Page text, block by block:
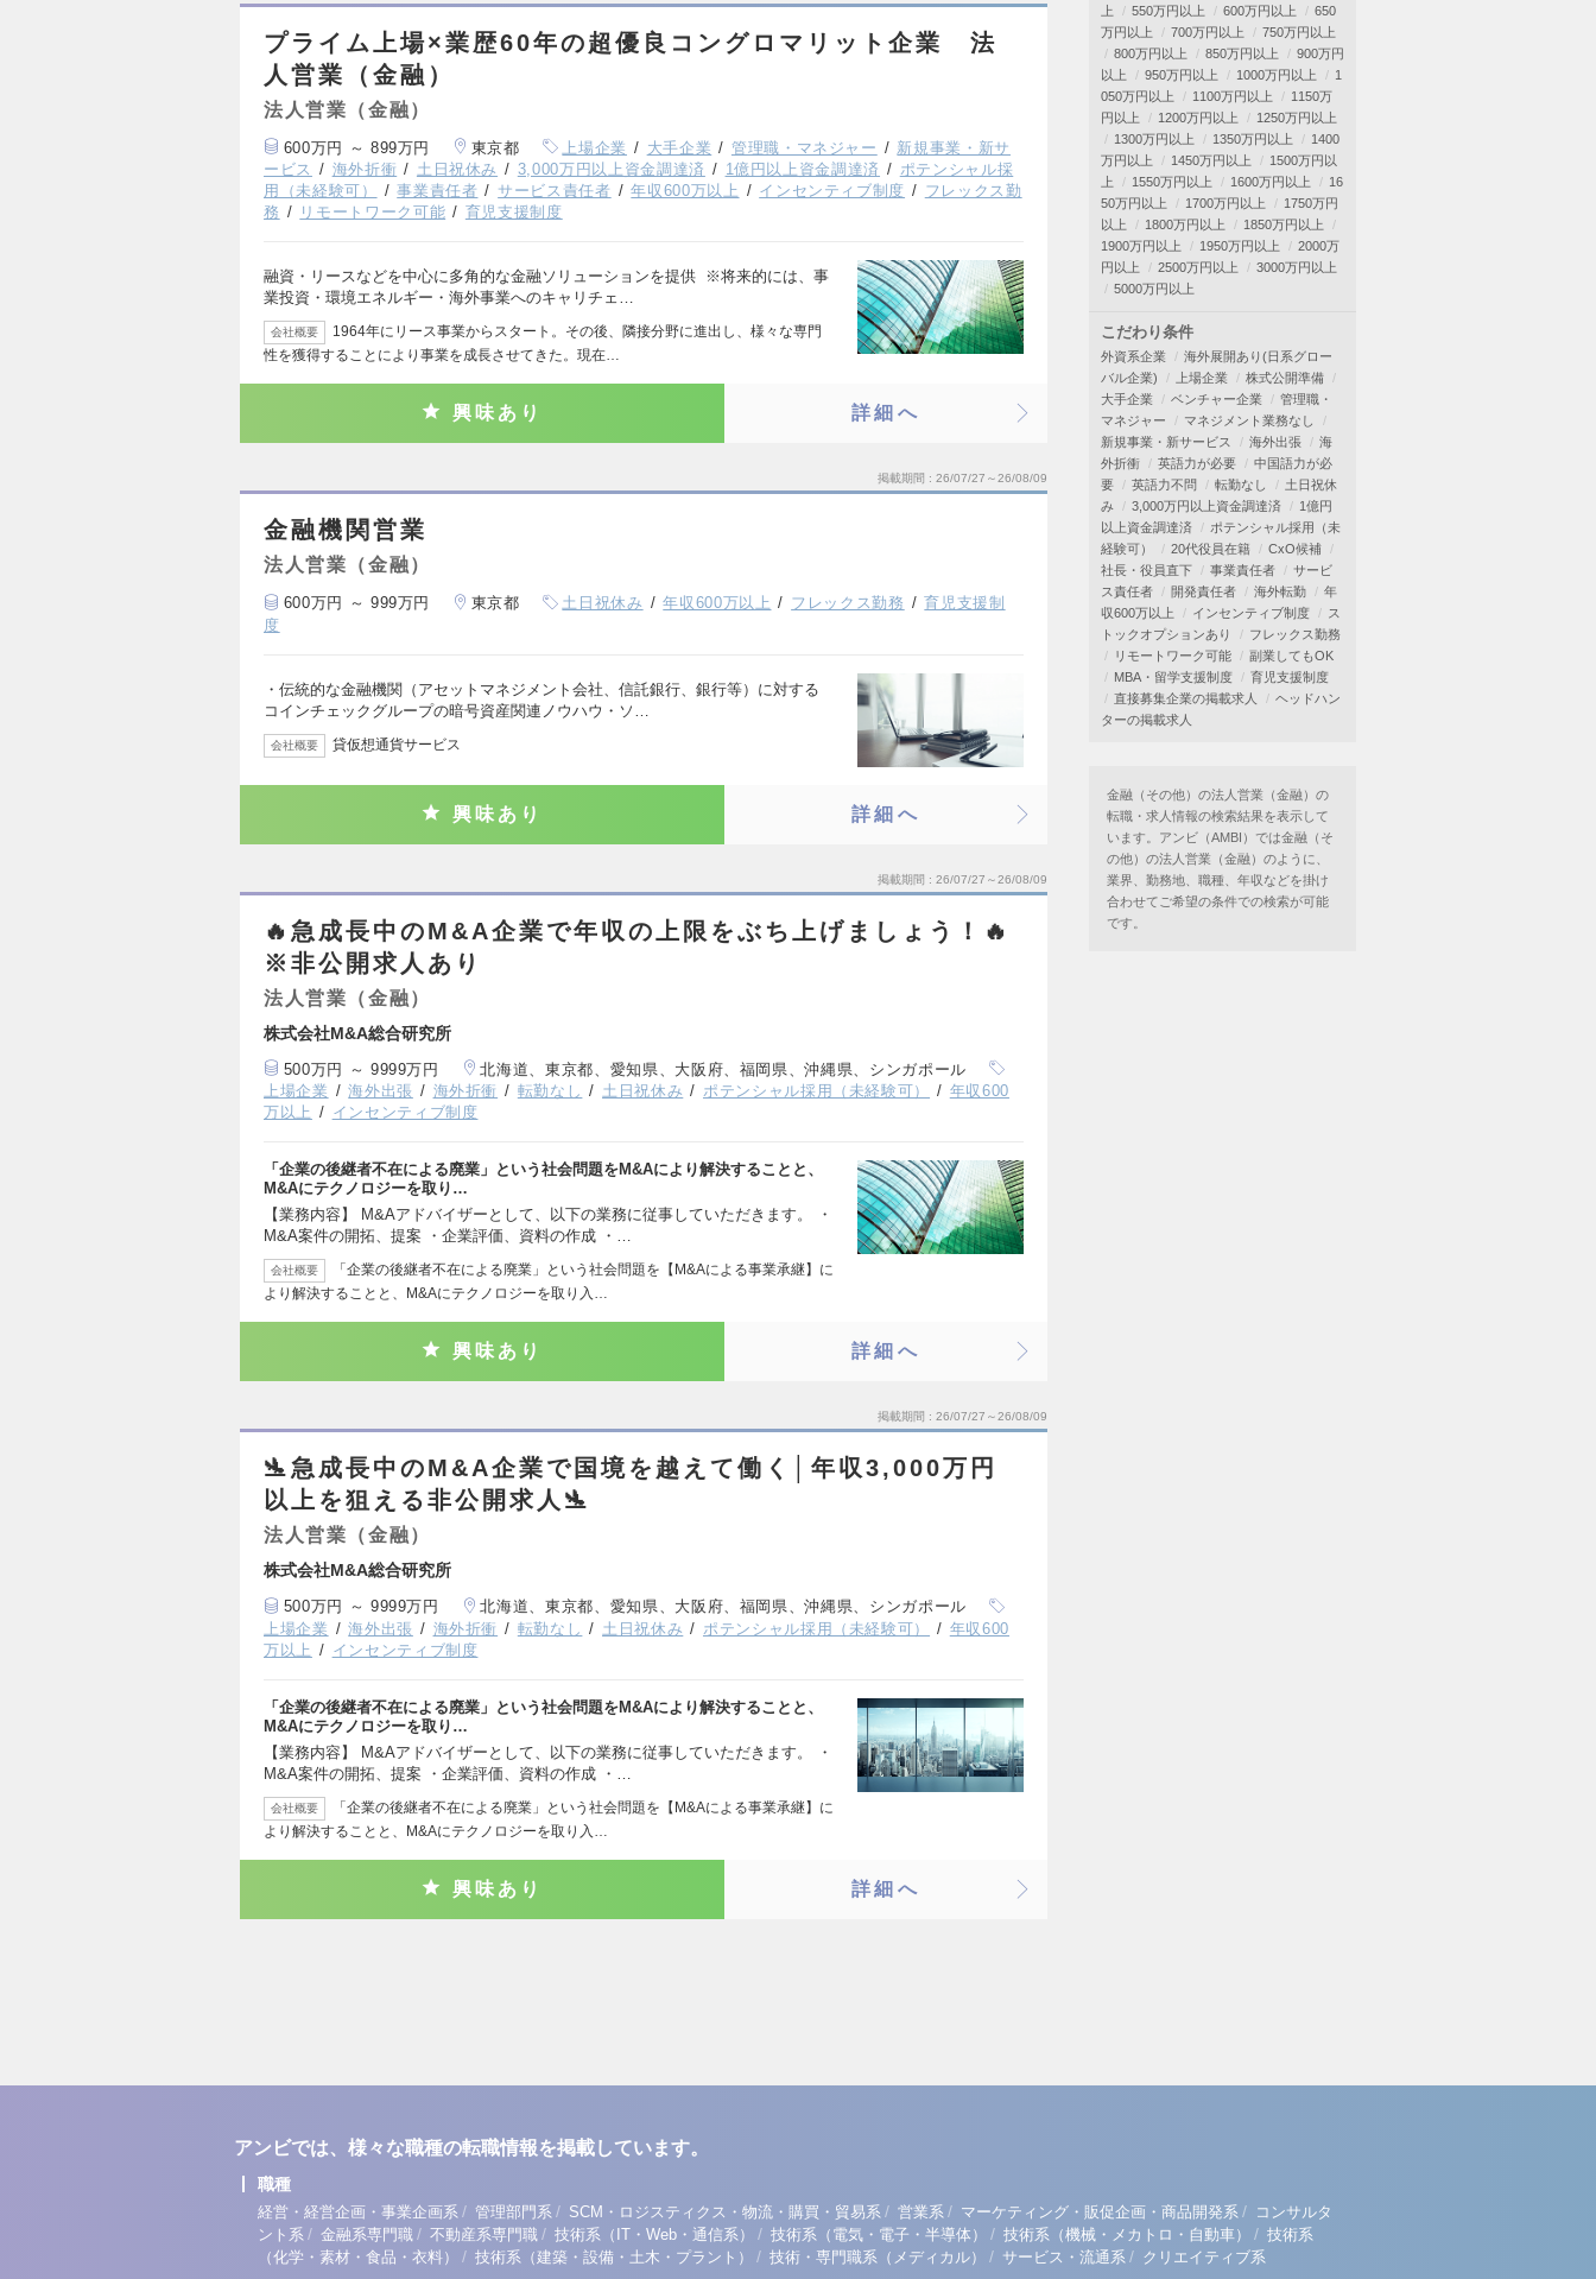
プライム上場×業歴60年の超優良コングロマリット企業 法
人営業（金融）
法人営業（金融）
600万円 ～ 899万円 東京都 上場企業 大手企業 管理職・マネジャー
新規事業・新サ
ービス
海外折衝 土日祝休み 3,000万円以上資金調達済 1億円以上資金調達済
ポテンシャル採
用（未経験可）
事業責任者 サービス責任者 年収600万以上 インセンティブ制度
フレックス勤
務
リモートワーク可能 育児支援制度
融資・リースなどを中心に多角的な金融ソリューションを提供 ※将来的には、事
業投資・環境エネルギー・海外事業へのキャリチェ…
会社概要
1964年にリース事業からスタート。その後、隣接分野に進出し、様々な専門
性を獲得することにより事業を成長させてきた。現在…
興味あり 詳細へ
掲載期間 26/07/27～26/08/09
金融機関営業
法人営業（金融）
600万円 ～ 999万円 東京都 土日祝休み 年収600万以上 フレックス勤務
育児支援制
度
・伝統的な金融機関（アセットマネジメント会社、信託銀行、銀行等）に対する
コインチェックグループの暗号資産関連ノウハウ・ソ…
会社概要 貸仮想通貨サービス
興味あり 詳細へ
掲載期間 26/07/27～26/08/09
🔥急成長中のM&A企業で年収の上限をぶち上げましょう！🔥
※非公開求人あり
法人営業（金融）
株式会社M&A総合研究所
500万円 ～ 9999万円
北海道、東京都、愛知県、大阪府、福岡県、沖縄県、シンガポール
上場企業
海外出張 海外折衝 転勤なし 土日祝休み ポテンシャル採用（未経験可）
年収600
万以上
インセンティブ制度
「企業の後継者不在による廃業」という社会問題をM&Aにより解決することと、
M&Aにテクノロジーを取り…
【業務内容】 M&Aアドバイザーとして、以下の業務に従事していただきます。 ・
M&A案件の開拓、提案 ・企業評価、資料の作成 ・…
会社概要
「企業の後継者不在による廃業」という社会問題を【M&Aによる事業承継】に
より解決することと、M&Aにテクノロジーを取り入…
興味あり 詳細へ
掲載期間 26/07/27～26/08/09
🛬急成長中のM&A企業で国境を越えて働く│年収3,000万円
以上を狙える非公開求人🛬
法人営業（金融）
株式会社M&A総合研究所
500万円 ～ 9999万円
北海道、東京都、愛知県、大阪府、福岡県、沖縄県、シンガポール
上場企業
海外出張 海外折衝 転勤なし 土日祝休み ポテンシャル採用（未経験可）
年収600
万以上
インセンティブ制度
「企業の後継者不在による廃業」という社会問題をM&Aにより解決することと、
M&Aにテクノロジーを取り…
【業務内容】 M&Aアドバイザーとして、以下の業務に従事していただきます。 ・
M&A案件の開拓、提案 ・企業評価、資料の作成 ・…
会社概要
「企業の後継者不在による廃業」という社会問題を【M&Aによる事業承継】に
より解決することと、M&Aにテクノロジーを取り入…
興味あり 詳細へ
上
550万円以上 600万円以上
650
万円以上
700万円以上
750万円以上
800万円以上
850万円以上
900万円
以上
950万円以上 1000万円以上
1
050万円以上
1100万円以上
1150万
円以上
1200万円以上
1250万円以上
1300万円以上
1350万円以上
1400
万円以上
1450万円以上
1500万円以
上
1550万円以上 1600万円以上
16
50万円以上
1700万円以上
1750万円
以上
1800万円以上
1850万円以上
1900万円以上
1950万円以上
2000万
円以上
2500万円以上
3000万円以上
5000万円以上
こだわり条件
外資系企業
海外展開あり(日系グロー
バル企業)
上場企業
株式公開準備
大手企業
ベンチャー企業
管理職・
マネジャー
マネジメント業務なし
新規事業・新サービス
海外出張
海
外折衝
英語力が必要
中国語力が必
要
英語力不問 転勤なし
土日祝休
み
3,000万円以上資金調達済
1億円
以上資金調達済
ポテンシャル採用（未
経験可）
20代役員在籍
CxO候補
社長・役員直下
事業責任者
サービ
ス責任者
開発責任者 海外転勤
年
収600万以上
インセンティブ制度
ス
トックオプションあり
フレックス勤務
リモートワーク可能
副業してもOK
MBA・留学支援制度
育児支援制度
直接募集企業の掲載求人
ヘッドハン
ターの掲載求人
金融（その他）の法人営業（金融）の
転職・求人情報の検索結果を表示して
います。アンビ（AMBI）では金融（そ
の他）の法人営業（金融）のように、
業界、勤務地、職種、年収などを掛け
合わせてご希望の条件での検索が可能
です。
アンビでは、様々な職種の転職情報を掲載しています。
職種
経営・経営企画・事業企画系 / 管理部門系 / SCM・ロジスティクス・物流・購買・貿易系 / 営業系 / マーケティング・販促企画・商品開発系 / コンサルタ
ント系 / 金融系専門職 / 不動産系専門職 / 技術系（IT・Web・通信系） / 技術系（電気・電子・半導体） / 技術系（機械・メカトロ・自動車） / 技術系
（化学・素材・食品・衣料）
/ 技術系（建築・設備・土木・プラント） / 技術・専門職系（メディカル） / サービス・流通系 / クリエイティブ系